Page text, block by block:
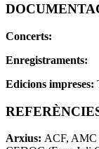
Concerts:
Enregistraments:
Edicions impreses:
Arxius: ACF, AMC